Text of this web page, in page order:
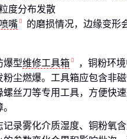
度分布发散
嘴
的磨损情况，边缘变形
爆型维修工具箱
，铜粉环
粉尘燃爆。工具箱应包含非
螺丝刀等专用工具，方便快
记录雾化介质湿度、铜粉氧